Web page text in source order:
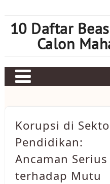
content
10 Daftar
Calon
Judi bola
Mahjong Ways 2
Slot Kamboja
Korupsi di
Pendidikan:
Ancaman Serius
terhadap Mutu